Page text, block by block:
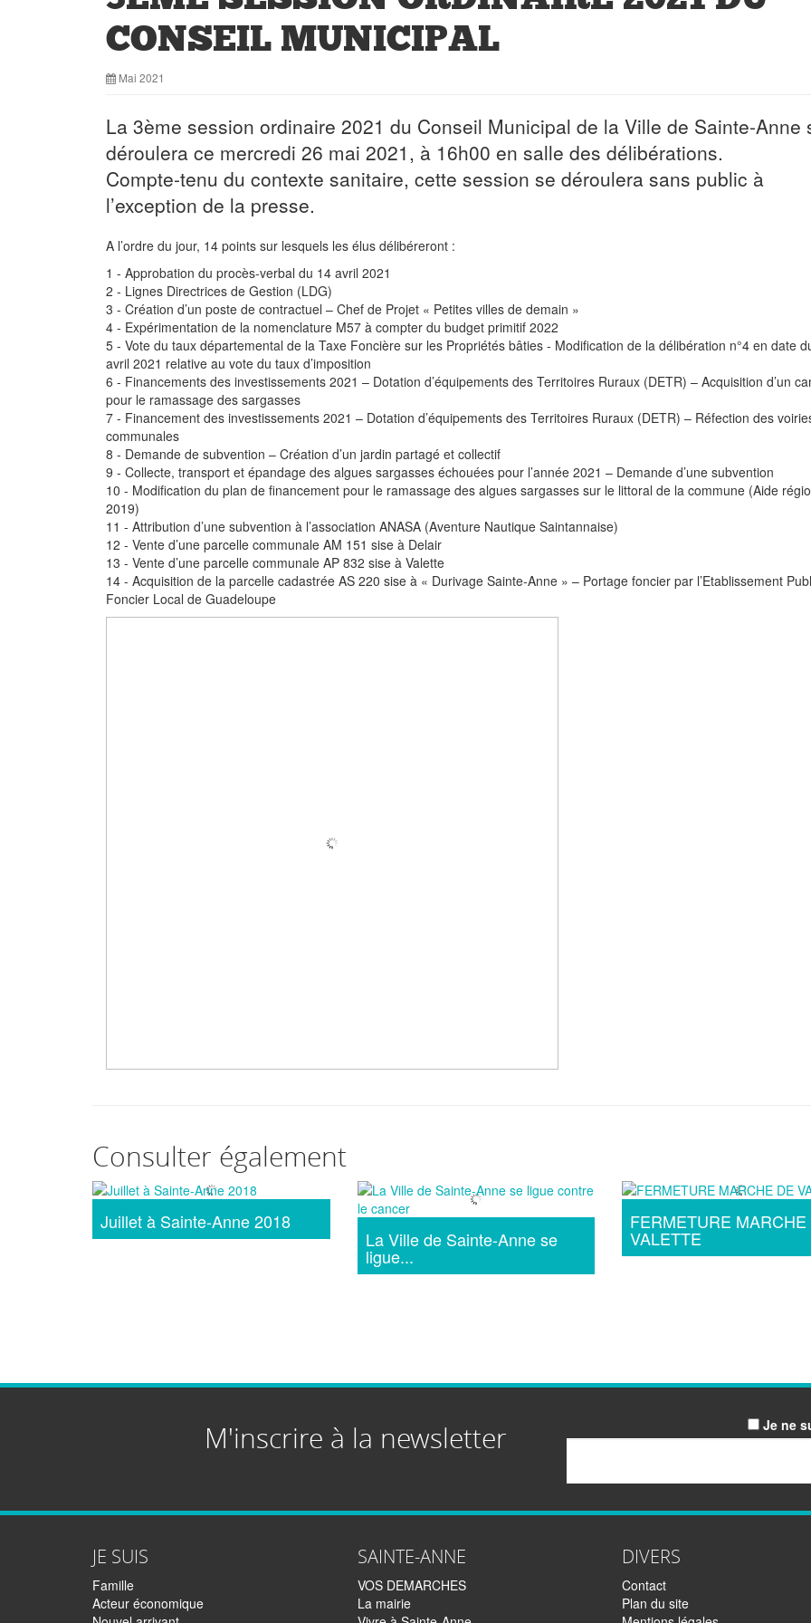
CONSEIL MUNICIPAL
Mai 2021
La 3ème session ordinaire 2021 du Conseil Municipal de la Ville de Sainte-Anne
déroulera ce mercredi 26 mai 2021, à 16h00 en salle des délibérations.
Compte-tenu du contexte sanitaire, cette session se déroulera sans public à
l’exception de la presse.
A l’ordre du jour, 14 points sur lesquels les élus délibéreront :
1 - Approbation du procès-verbal du 14 avril 2021
2 - Lignes Directrices de Gestion (LDG)
3 - Création d’un poste de contractuel – Chef de Projet « Petites villes de demain »
4 - Expérimentation de la nomenclature M57 à compter du budget primitif 2022
5 - Vote du taux départemental de la Taxe Foncière sur les Propriétés bâties - Modification de la délibération n°4 en date
avril 2021 relative au vote du taux d’imposition
6 - Financements des investissements 2021 – Dotation d’équipements des Territoires Ruraux (DETR) – Acquisition d’un
pour le ramassage des sargasses
7 - Financement des investissements 2021 – Dotation d’équipements des Territoires Ruraux (DETR) – Réfection des
communales
8 - Demande de subvention – Création d’un jardin partagé et collectif
9 - Collecte, transport et épandage des algues sargasses échouées pour l’année 2021 – Demande d’une subvention
10 - Modification du plan de financement pour le ramassage des algues sargasses sur le littoral de la commune (Aide
2019)
11 - Attribution d’une subvention à l’association ANASA (Aventure Nautique Saintannaise)
12 - Vente d’une parcelle communale AM 151 sise à Delair
13 - Vente d’une parcelle communale AP 832 sise à Valette
14 - Acquisition de la parcelle cadastrée AS 220 sise à « Durivage Sainte-Anne » – Portage foncier par l’Etablissement
Foncier Local de Guadeloupe
Consulter également
Juillet à Sainte-Anne 2018
La Ville de Sainte-Anne se
ligue...
FERMETURE MARCHE
VALETTE
M'inscrire à la newsletter
Je ne
JE SUIS
Famille
Acteur économique
SAINTE-ANNE
VOS DEMARCHES
La mairie
DIVERS
Contact
Plan du site